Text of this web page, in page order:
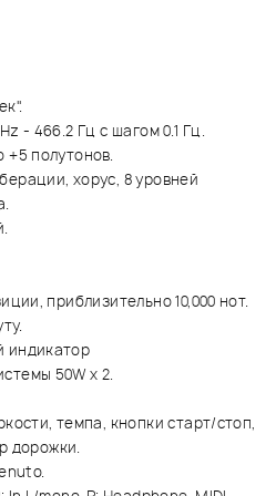
- 466.2 Гц с шагом 0.1 Гц.
полутонов.
хорус, 8 уровней
приблизительно 10,000 нот.
индикатор
50W x 2.
темпа, кнопки старт/стоп,
дорожки.